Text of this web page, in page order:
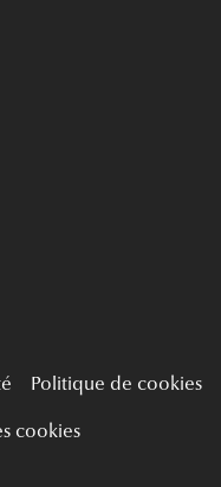
Politique de cookies
cookies